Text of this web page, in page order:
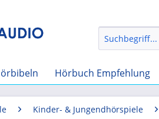
Hörbuch Empfehlung
Kinder- & Jungendhörspiele